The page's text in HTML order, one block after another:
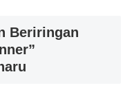
Beriringan